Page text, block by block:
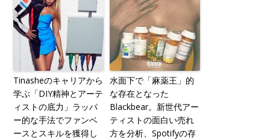
Tinasheのキャリアから
学ぶ「DIY精神とアーテ
ィストの底力」ラッパ
ー的な手法でファンベ
ースとスキルを獲得し
水面下で「麻薬王」的
な存在となった
Blackbear。新世代アー
ティストの面白い売れ
方を分析、Spotifyの存